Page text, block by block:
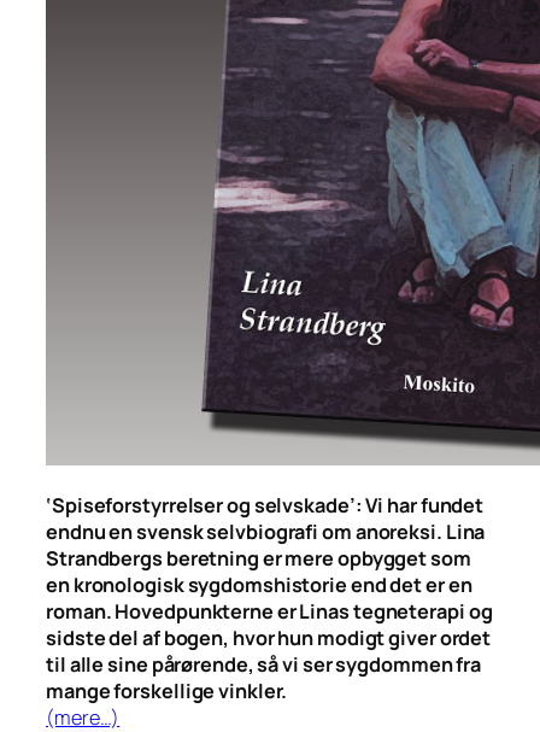
‘Spiseforstyrrelser og selvskade’: Vi har fundet
endnu en svensk selvbiografi om anoreksi. Lina
Strandbergs beretning er mere opbygget som
en kronologisk sygdomshistorie end det er en
roman. Hovedpunkterne er Linas tegneterapi og
sidste del af bogen, hvor hun modigt giver ordet
til alle sine pårørende, så vi ser sygdommen fra
mange forskellige vinkler.
(mere…)